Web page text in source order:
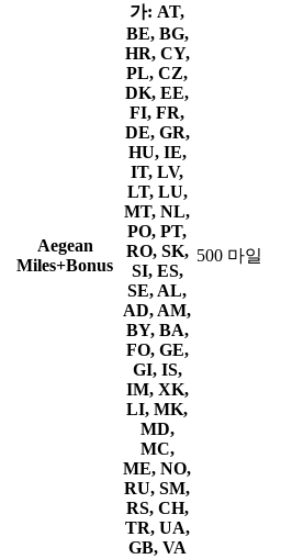
Aegean
Miles+Bonus
가: AT,
BE, BG,
HR, CY,
PL, CZ,
DK, EE,
FI, FR,
DE, GR,
HU, IE,
IT, LV,
LT, LU,
MT, NL,
PO, PT,
RO, SK,
SI, ES,
SE, AL,
AD, AM,
BY, BA,
FO, GE,
GI, IS,
IM, XK,
LI, MK,
MD,
MC,
ME, NO,
RU, SM,
RS, CH,
TR, UA,
GB, VA
500 마일